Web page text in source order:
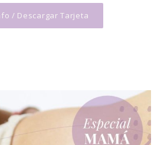
/ Descargar Tarjeta